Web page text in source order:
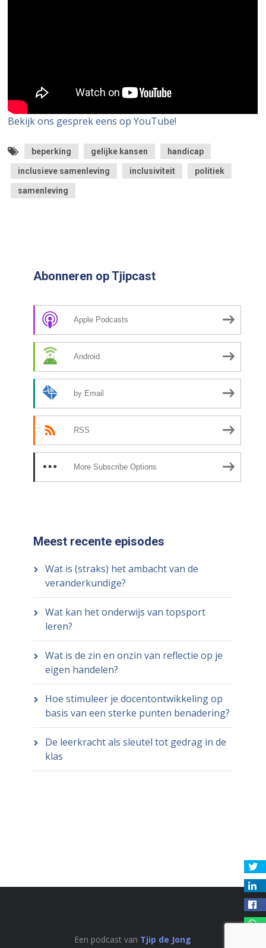
Bekijk ons gesprek eens op YouTube!
beperking gelijke kansen handicap
inclusieve samenleving inclusiviteit politiek
samenleving
Abonneren op Tjipcast
Apple Podcasts
Android
by Email
RSS
More Subscribe Options
Meest recente episodes
Wat is (straks) het ambacht van de
veranderkundige?
Wat kan het onderwijs van topsport
leren?
Wat is de zin en onzin van reflectie op je
eigen handelen?
Hoe stimuleer je docentontwikkeling op
basis van een sterke punten benadering?
De leerkracht als sleutel tot gedrag in de
klas
Een podcast van Tjip de Jong